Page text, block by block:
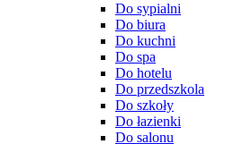
Do sypialni
Do biura
Do kuchni
Do spa
Do hotelu
Do przedszkola
Do szkoły
Do łazienki
Do salonu